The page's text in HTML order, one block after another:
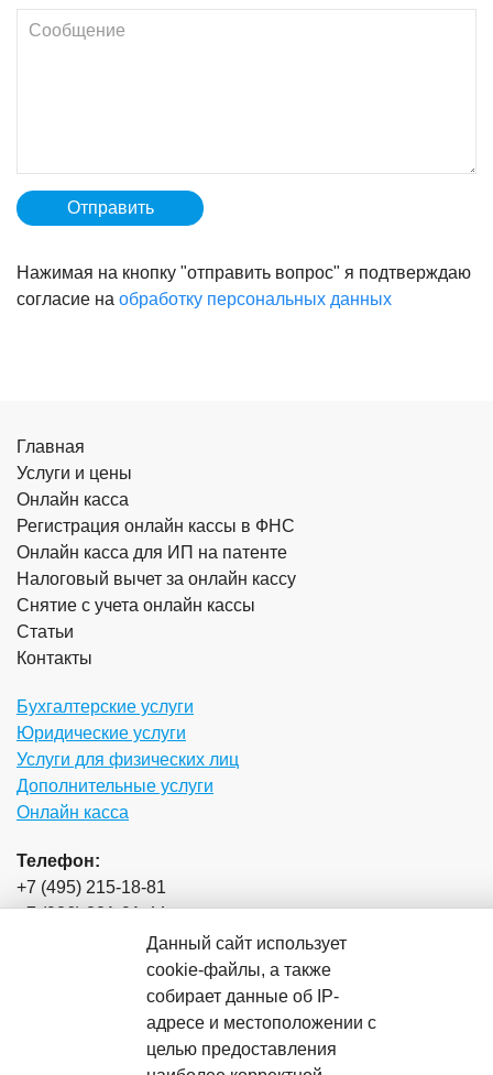
Нажимая на кнопку "отправить вопрос" я подтверждаю
согласие на обработку персональных данных
Главная
Услуги и цены
Онлайн касса
Регистрация онлайн кассы в ФНС
Онлайн касса для ИП на патенте
Налоговый вычет за онлайн кассу
Снятие с учета онлайн кассы
Статьи
Контакты
Бухгалтерские услуги
Юридические услуги
Услуги для физических лиц
Дополнительные услуги
Онлайн касса
Телефон:
+7 (495) 215-18-81
+7 (926) 821-91-44
zakaz_lpa@mail.ru
Время работы:
Данный сайт использует
cookie-файлы, а также
собирает данные об IP-
адресе и местоположении с
целью предоставления